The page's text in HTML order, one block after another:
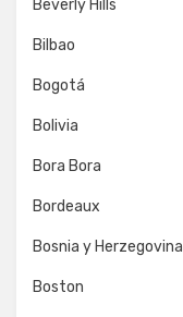
Beverly Hills
Bilbao
Bogotá
Bolivia
Bora Bora
Bordeaux
Bosnia y Herzegovina
Boston